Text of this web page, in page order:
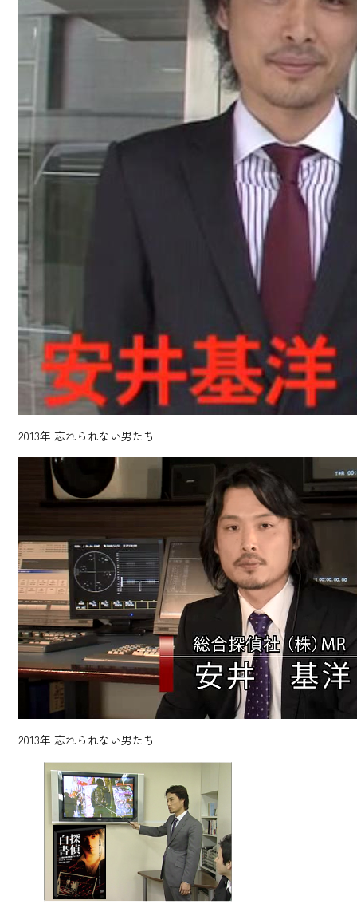
2013年 忘れられない男たち
2013年 忘れられない男たち